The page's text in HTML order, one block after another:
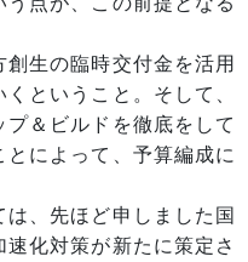
生の臨時交付金を活用
ということ。そして、
＆ビルドを徹底をして
によって、予算編成に
、先ほど申しました国
化対策が新たに策定さ